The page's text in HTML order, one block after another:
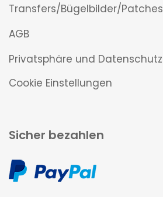
Transfers/Bügelbilder/Patches
AGB
Privatsphäre und Datenschutz
Cookie Einstellungen
Sicher bezahlen